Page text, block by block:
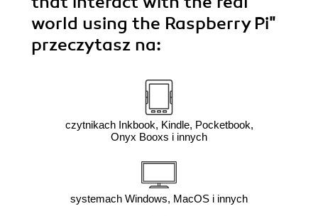
world using the Raspberry Pi"
przeczytasz na:
czytnikach Inkbook, Kindle, Pocketbook,
Onyx Booxs i innych
systemach Windows, MacOS i innych